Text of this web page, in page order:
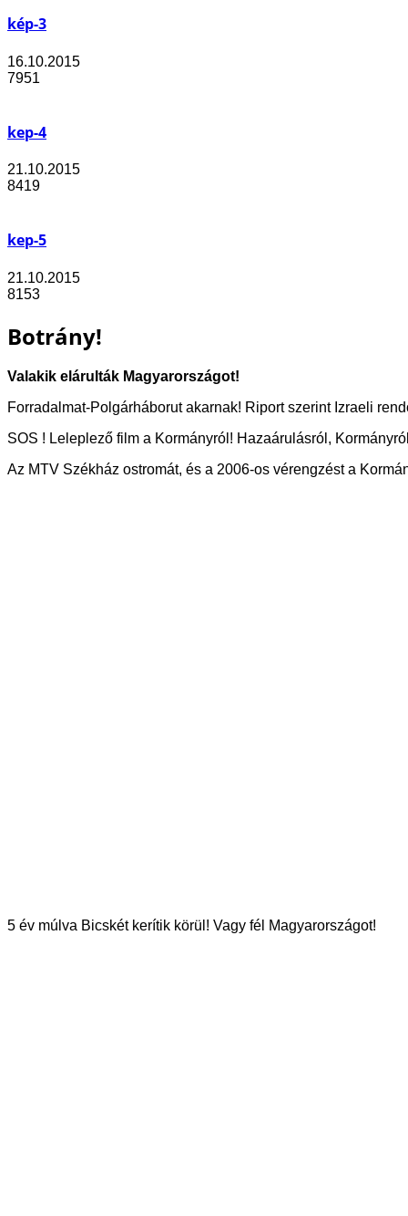
kép-3
16.10.2015
7951
kep-4
21.10.2015
8419
kep-5
21.10.2015
8153
Botrány!
Valakik elárulták Magyarországot!
Forradalmat-Polgárháborut akarnak! Riport szerint Izraeli
SOS ! Leleplező film a Kormányról! Hazaárulásról,
Az MTV Székház ostromát, és a 2006-os vérengzést a
5 év múlva Bicskét kerítik körül! Vagy fél Magyarországot!